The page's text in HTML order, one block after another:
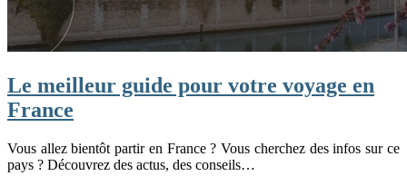
Le meilleur guide pour votre voyage en
France
Vous allez bientôt partir en France ? Vous cherchez des infos sur ce
pays ? Découvrez des actus, des conseils…